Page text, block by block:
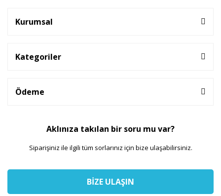
Kurumsal
Kategoriler
Ödeme
Aklınıza takılan bir soru mu var?
Siparişiniz ile ilgili tüm sorlarınız için bize ulaşabilirsiniz.
BİZE ULAŞIN